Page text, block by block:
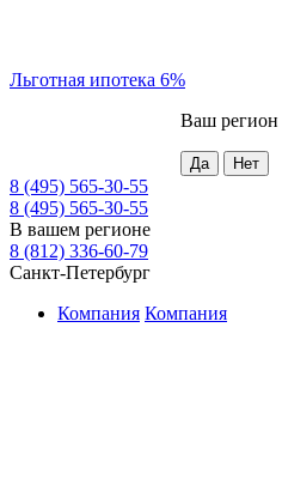
Льготная ипотека 6%
Ваш регион
8 (495) 565-30-55
8 (495) 565-30-55
В вашем регионе
8 (812) 336-60-79
Санкт-Петербург
Компания Компания